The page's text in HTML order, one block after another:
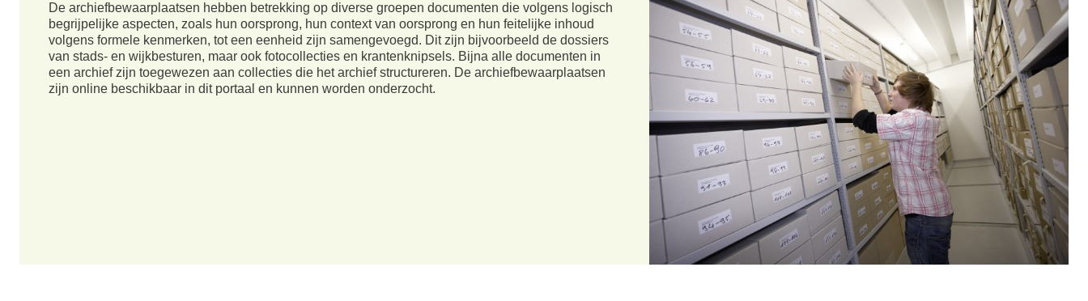
De archiefbewaarplaatsen hebben betrekking op diverse groepen documenten die volgens logisch
begrijpelijke aspecten, zoals hun oorsprong, hun context van oorsprong en hun feitelijke inhoud
volgens formele kenmerken, tot een eenheid zijn samengevoegd. Dit zijn bijvoorbeeld de dossiers
van stads- en wijkbesturen, maar ook fotocollecties en krantenknipsels. Bijna alle documenten in
een archief zijn toegewezen aan collecties die het archief structureren. De archiefbewaarplaatsen
zijn online beschikbaar in dit portaal en kunnen worden onderzocht.